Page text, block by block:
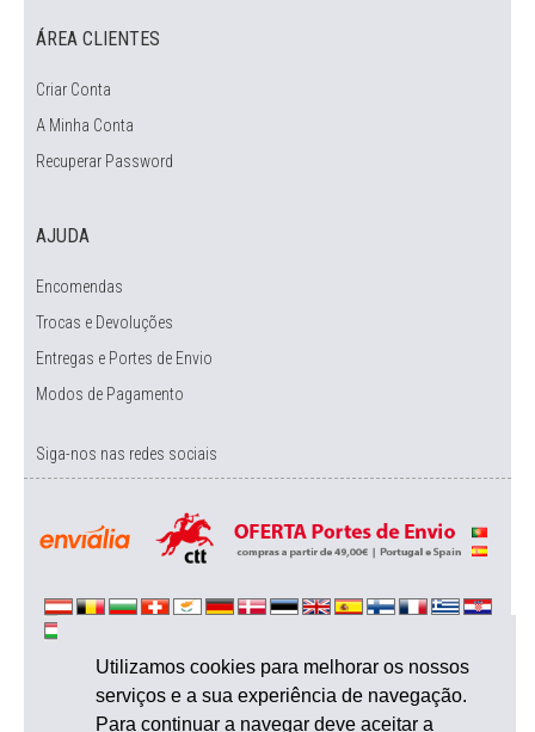
Utilizamos cookies para melhorar os nossos
serviços e a sua experiência de navegação.
Para continuar a navegar deve aceitar a
ÁREA CLIENTES
Criar Conta
A Minha Conta
Recuperar Password
AJUDA
Encomendas
Trocas e Devoluções
Entregas e Portes de Envio
Modos de Pagamento
Siga-nos nas redes sociais